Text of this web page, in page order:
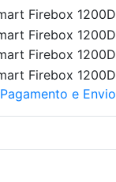
Pagamento e Envio